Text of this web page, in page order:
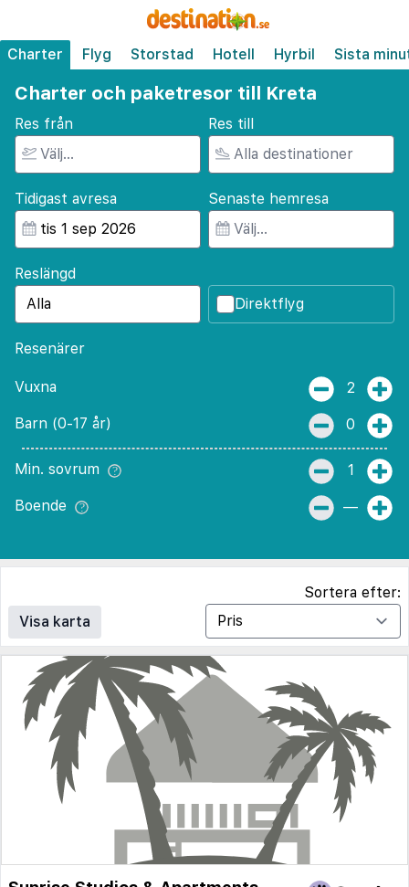
Charter Flyg Storstad Hotell Hyrbil Sista
Charter och paketresor till Kreta
Res från Res till
Tidigast avresa Senaste hemresa
Reslängd
Direktflyg
Resenärer
Vuxna 2
Barn (0-17 år) 0
Min. sovrum 1
Boende —
Visa karta
Sortera efter: